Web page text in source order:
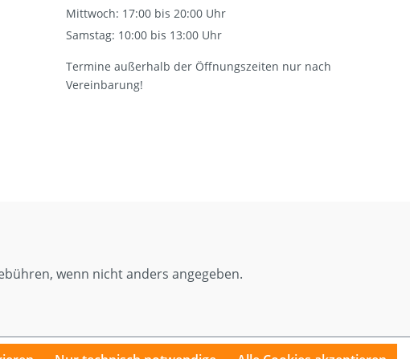
Mittwoch: 17:00 bis 20:00 Uhr
Samstag: 10:00 bis 13:00 Uhr
Termine außerhalb der Öffnungszeiten nur nach
Vereinbarung!
wenn nicht anders angegeben.